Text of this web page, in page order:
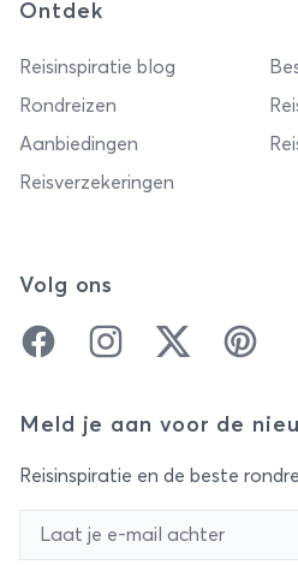
Ontdek
Reisinspiratie blog
Rondreizen
Aanbiedingen
Reisverzekeringen
Volg ons
FacebookInstagramTwitter Pinterest
Meld je aan voor de
Reisinspiratie en de beste